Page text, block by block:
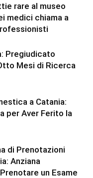
rare al museo
medici chiama a
Pregiudicato
Mesi di Ricerca
a Catania:
per Aver Ferito la
di Prenotazioni
Anziana
un Esame